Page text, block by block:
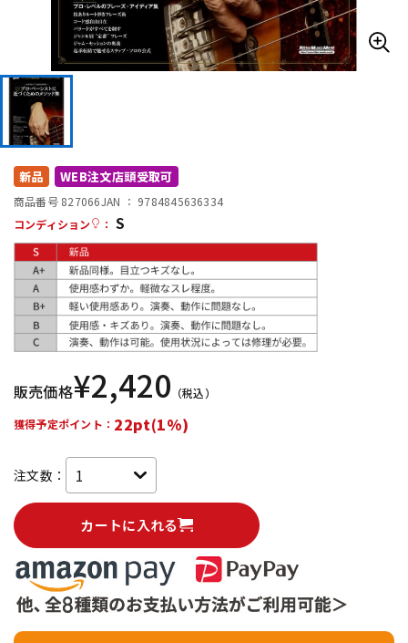
DJ機器 DTM
配信/ライブ機器
中古 ヴィンテージ
新品 WEB注文店頭受取可
商品番号 827066JAN ： 9784845636334
コンディション
： S
販売価格¥2,420 （税込）
獲得予定ポイント： 22pt(1%)
注文数：
カートに入れる